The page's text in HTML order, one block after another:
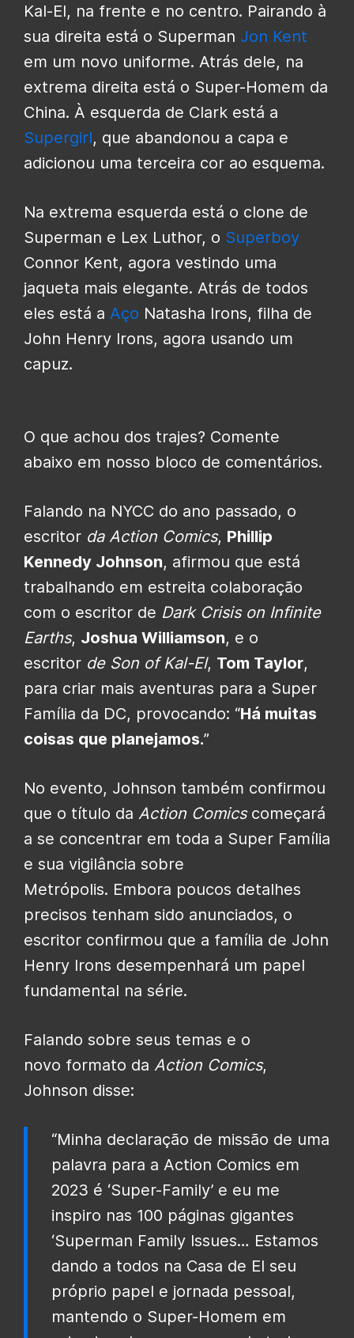
Kal-El, na frente e no centro. Pairando à
sua direita está o Superman Jon Kent
em um novo uniforme. Atrás dele, na
extrema direita está o Super-Homem da
China. À esquerda de Clark está a
Supergirl, que abandonou a capa e
adicionou uma terceira cor ao esquema.
Na extrema esquerda está o clone de
Superman e Lex Luthor, o Superboy
Connor Kent, agora vestindo uma
jaqueta mais elegante. Atrás de todos
eles está a Aço Natasha Irons, filha de
John Henry Irons, agora usando um
capuz.
O que achou dos trajes? Comente
abaixo em nosso bloco de comentários.
Falando na NYCC do ano passado, o
escritor da Action Comics, Phillip
Kennedy Johnson, afirmou que está
trabalhando em estreita colaboração
com o escritor de Dark Crisis on Infinite
Earths, Joshua Williamson, e o
escritor de Son of Kal-El, Tom Taylor,
para criar mais aventuras para a Super
Família da DC, provocando: “Há muitas
coisas que planejamos.”
No evento, Johnson também confirmou
que o título da Action Comicscomeçará
a se concentrar em toda a Super Família
e sua vigilância sobre
Metrópolis. Embora poucos detalhes
precisos tenham sido anunciados, o
escritor confirmou que a família de John
Henry Irons desempenhará um papel
fundamental na série.
Falando sobre seus temas e o
novo formato da Action Comics,
Johnson disse:
“Minha declaração de missão de uma
palavra para a Action Comics em
2023 é ‘Super-Family’ e eu me
inspiro nas 100 páginas gigantes
‘Superman Family Issues… Estamos
dando a todos na Casa de El seu
próprio papel e jornada pessoal,
mantendo o Super-Homem em